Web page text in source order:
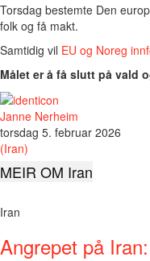
Torsdag bestemte Den
folk og få makt.
Samtidig vil EU og Noreg
Målet er å få slutt på vald
Janne Nerheim
torsdag 5. februar 2026
(Iran)
MEIR OM Iran
Iran
Angrepet på